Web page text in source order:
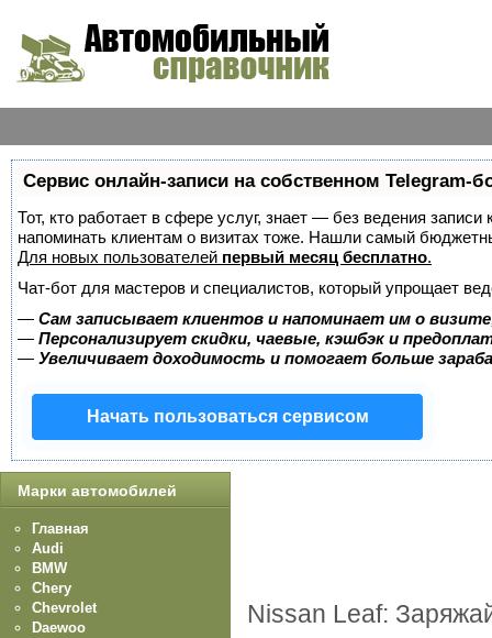
Сервис онлайн-записи на собственном Telegram-
Тот, кто работает в сфере услуг, знает — без ведения
напоминать клиентам о визитах тоже. Нашли самый
Для новых пользователей первый месяц бесплатно.
Чат-бот для мастеров и специалистов, который упрощает
— Сам записывает клиентов и напоминает им о
— Персонализирует скидки, чаевые, кэшбэк и
— Увеличивает доходимость и помогает больше
Начать пользоваться сервисом
Nissan Leaf:
Марки автомобилей
Главная
Audi
BMW
Chery
Chevrolet
Daewoo